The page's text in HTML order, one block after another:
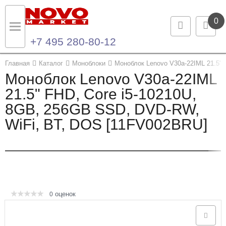
0
+7 495 280-80-12
Главная Каталог Моноблоки Моноблок Lenovo V30a-22IML 21.5"
Моноблок Lenovo V30a-22IML
21.5" FHD, Core i5-10210U,
8GB, 256GB SSD, DVD-RW,
WiFi, BT, DOS [11FV002BRU]
0 оценок
Назад
Каталог продукции
Ноутбуки и ультрабуки
Компьютеры
Опции и комплектующие
Назад
Контакты
Контактная информация